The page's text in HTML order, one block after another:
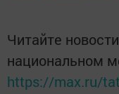
Читайте
национальном
https://max.ru/